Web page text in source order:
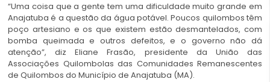
“Uma coisa que a gente tem uma dificuldade muito grande em
Anajatuba é a questão da água potável. Poucos quilombos têm
poço artesiano e os que existem estão desmantelados, com
bomba queimada e outros defeitos, e o governo não dá
atenção”, diz Eliane Frasão, presidente da União das
Associações Quilombolas das Comunidades Remanescentes
de Quilombos do Município de Anajatuba (MA).